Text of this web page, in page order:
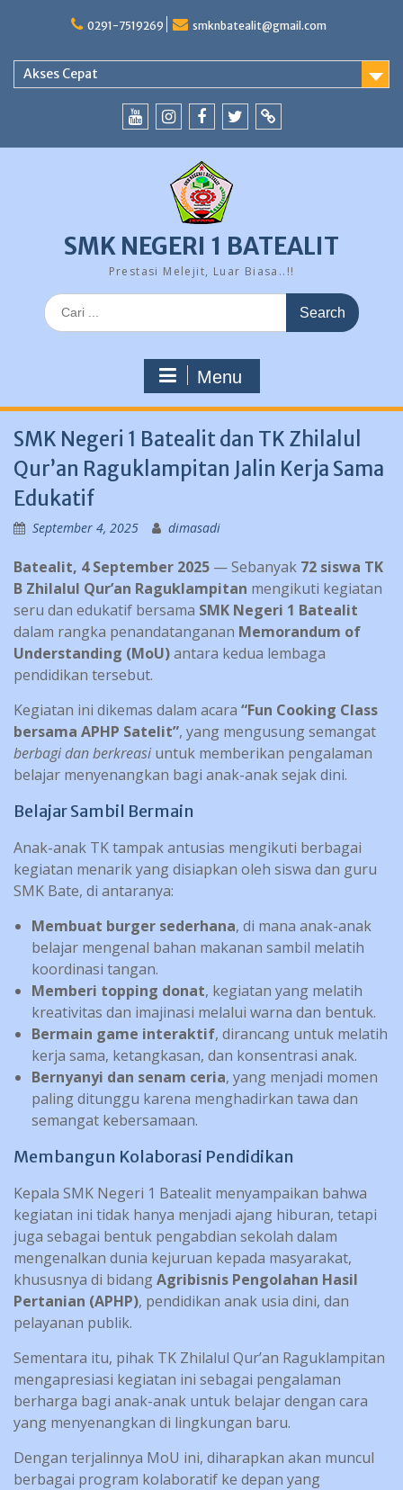
0291-7519269 smknbatealit@gmail.com
Akses Cepat
SMK NEGERI 1 BATEALIT
Prestasi Melejit, Luar Biasa..!!
Search
for:
Menu
SMK Negeri 1 Batealit dan TK Zhilalul
Qur’an Raguklampitan Jalin Kerja Sama
Edukatif
September 4, 2025 dimasadi
Batealit, 4 September 2025 — Sebanyak 72 siswa TK
B Zhilalul Qur’an Raguklampitan mengikuti kegiatan
seru dan edukatif bersama SMK Negeri 1 Batealit
dalam rangka penandatanganan Memorandum of
Understanding (MoU)antara kedua lembaga
pendidikan tersebut.
Kegiatan ini dikemas dalam acara “Fun Cooking Class
bersama APHP Satelit”, yang mengusung semangat
berbagi dan berkreasi untuk memberikan pengalaman
belajar menyenangkan bagi anak-anak sejak dini.
Belajar Sambil Bermain
Anak-anak TK tampak antusias mengikuti berbagai
kegiatan menarik yang disiapkan oleh siswa dan guru
SMK Bate, di antaranya:
Membuat burger sederhana, di mana anak-anak
belajar mengenal bahan makanan sambil melatih
koordinasi tangan.
Memberi topping donat, kegiatan yang melatih
kreativitas dan imajinasi melalui warna dan bentuk.
Bermain game interaktif, dirancang untuk melatih
kerja sama, ketangkasan, dan konsentrasi anak.
Bernyanyi dan senam ceria, yang menjadi momen
paling ditunggu karena menghadirkan tawa dan
semangat kebersamaan.
Membangun Kolaborasi Pendidikan
Kepala SMK Negeri 1 Batealit menyampaikan bahwa
kegiatan ini tidak hanya menjadi ajang hiburan, tetapi
juga sebagai bentuk pengabdian sekolah dalam
mengenalkan dunia kejuruan kepada masyarakat,
khususnya di bidangAgribisnis Pengolahan Hasil
Pertanian (APHP), pendidikan anak usia dini, dan
pelayanan publik.
Sementara itu, pihak TK Zhilalul Qur’an Raguklampitan
mengapresiasi kegiatan ini sebagai pengalaman
berharga bagi anak-anak untuk belajar dengan cara
yang menyenangkan di lingkungan baru.
Dengan terjalinnya MoU ini, diharapkan akan muncul
berbagai program kolaboratif ke depan yang